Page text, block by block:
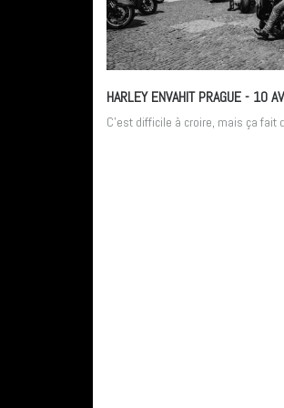
HARLEY ENVAHIT PRAGUE- 10
C’est difficile à croire, mais ça fait